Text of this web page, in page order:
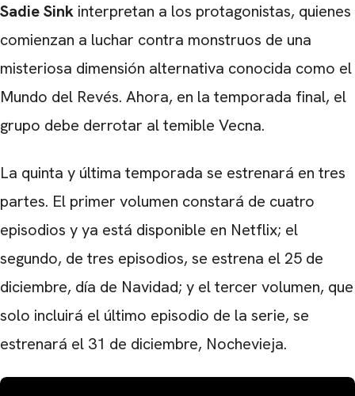
Sadie Sink interpretan a los protagonistas, quienes
comienzan a luchar contra monstruos de una
misteriosa dimensión alternativa conocida como el
Mundo del Revés. Ahora, en la temporada final, el
grupo debe derrotar al temible Vecna.
La quinta y última temporada se estrenará en tres
partes. El primer volumen constará de cuatro
episodios y ya está disponible en Netflix; el
segundo, de tres episodios, se estrena el 25 de
diciembre, día de Navidad; y el tercer volumen, que
solo incluirá el último episodio de la serie, se
estrenará el 31 de diciembre, Nochevieja.